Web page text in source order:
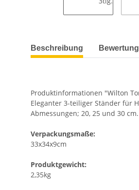
weitere Registerkarten anzeigen
Beschreibung
Produktinformationen "Wilton
Eleganter 3-teiliger Ständer für
Abmessungen; 20, 25 und 30 cm.
Verpackungsmaße:
33x34x9cm
Produktgewicht:
2,35kg